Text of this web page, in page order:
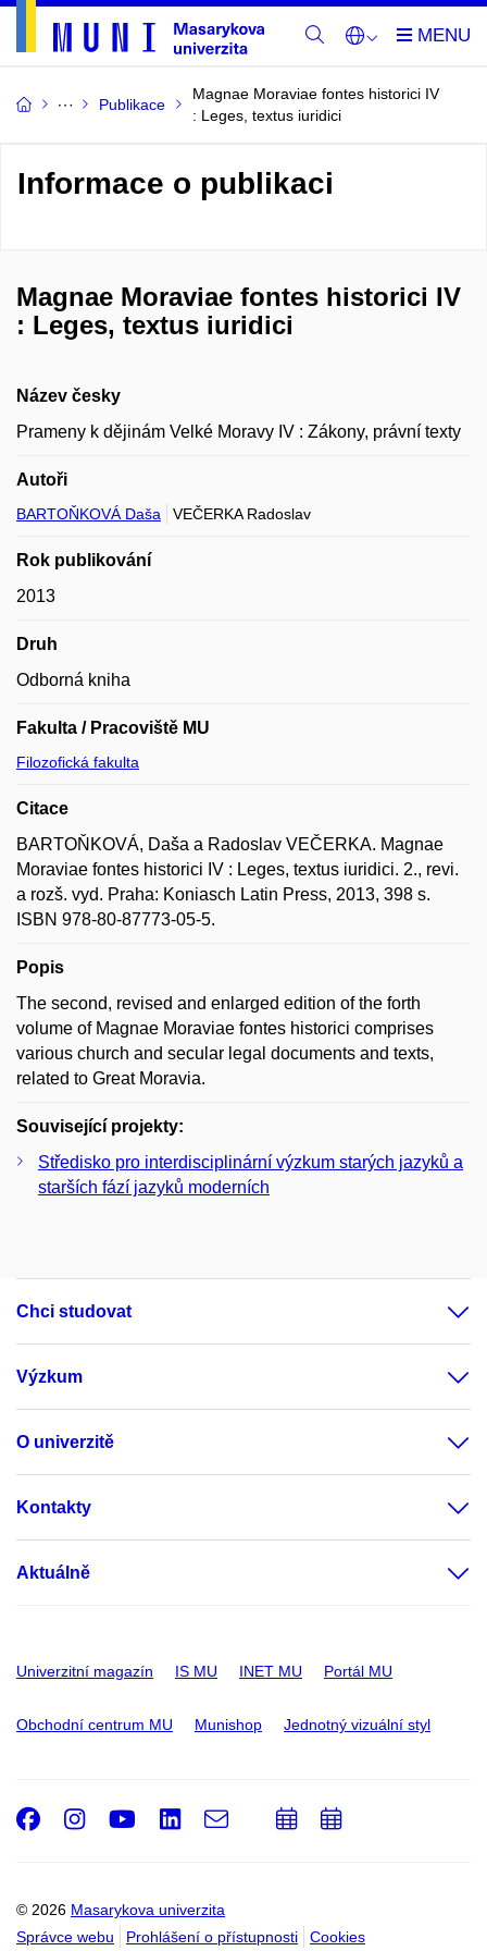
Publikace
Magnae Moraviae fontes historici IV
: Leges, textus iuridici
Informace o publikaci
Magnae Moraviae fontes historici IV
: Leges, textus iuridici
Název česky
Prameny k dějinám Velké Moravy IV : Zákony, právní texty
Autoři
BARTOŇKOVÁ Daša VEČERKA Radoslav
Rok publikování
2013
Druh
Odborná kniha
Fakulta / Pracoviště MU
Filozofická fakulta
Citace
BARTOŇKOVÁ, Daša a Radoslav VEČERKA. Magnae
Moraviae fontes historici IV : Leges, textus iuridici. 2., revi.
a rozš. vyd. Praha: Koniasch Latin Press, 2013, 398 s.
ISBN 978-80-87773-05-5.
Popis
The second, revised and enlarged edition of the forth
volume of Magnae Moraviae fontes historici comprises
various church and secular legal documents and texts,
related to Great Moravia.
Související projekty:
Středisko pro interdisciplinární výzkum starých jazyků a
starších fází jazyků moderních
Chci studovat
Výzkum
O univerzitě
Kontakty
Aktuálně
Univerzitní magazín IS MU INET MU Portál MU
Obchodní centrum MU Munishop Jednotný vizuální styl
© 2026 Masarykova univerzita
Správce webu
Prohlášení o přístupnosti Cookies
Facebook
Instagram
Youtube
LinkedIn
e-
PřidatPřidat